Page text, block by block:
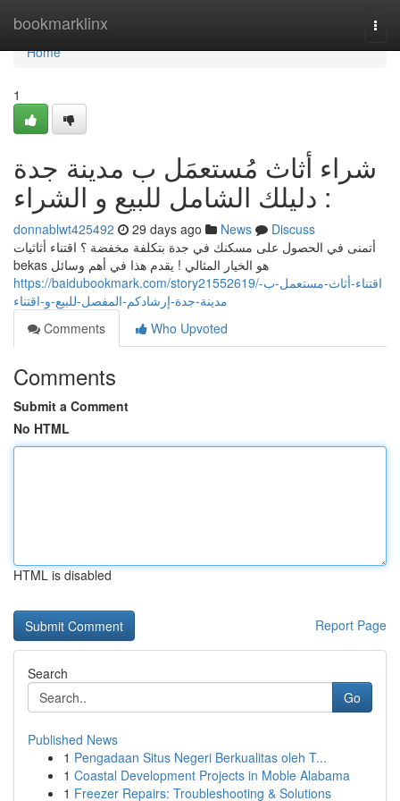
bookmarklinx
Home
Home
1
شراء أثاث مُستعمَل ب مدينة جدة
: دليلك الشامل للبيع و الشراء
donnablwt425492 29 days ago News
Discuss
أتمنى في الحصول على مسكنك في جدة بتكلفة مخفضة ؟ اقتناء أثاثيات
bekas هو الخيار المثالي ! يقدم هذا في أهم وسائل
https://baidubookmark.com/story21552619/اقتناء-أثاث-مستعمل-ب-
مدينة-جدة-إرشادكم-المفصل-للبيع-و-اقتناء
Comments
Who Upvoted
Comments
Submit a Comment
No HTML
HTML is disabled
Report Page
Search
Go
Published News
1 Pengadaan Situs Negeri Berkualitas oleh T...
1 Coastal Development Projects in Moble Alabama
1 Freezer Repairs: Troubleshooting & Solutions